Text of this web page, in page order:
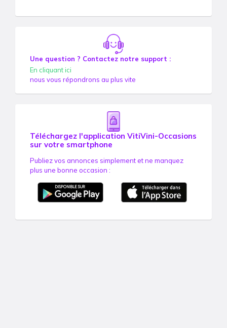
Une question ? Contactez notre support :
En cliquant ici
nous vous répondrons au plus vite
Téléchargez l'application VitiVini-Occasions
sur votre smartphone
Publiez vos annonces simplement et ne manquez
plus une bonne occasion :